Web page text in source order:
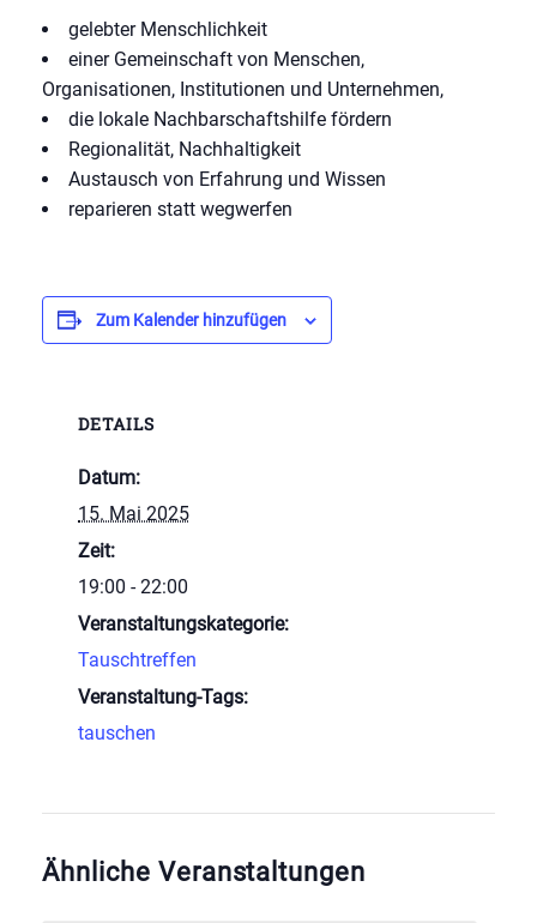
gelebter Menschlichkeit
einer Gemeinschaft von Menschen,
Organisationen, Institutionen und Unternehmen,
die lokale Nachbarschaftshilfe fördern
Regionalität, Nachhaltigkeit
Austausch von Erfahrung und Wissen
reparieren statt wegwerfen
Zum Kalender hinzufügen
DETAILS
Datum:
15. Mai 2025
Zeit:
19:00 - 22:00
Veranstaltungskategorie:
Tauschtreffen
Veranstaltung-Tags:
tauschen
Ähnliche Veranstaltungen